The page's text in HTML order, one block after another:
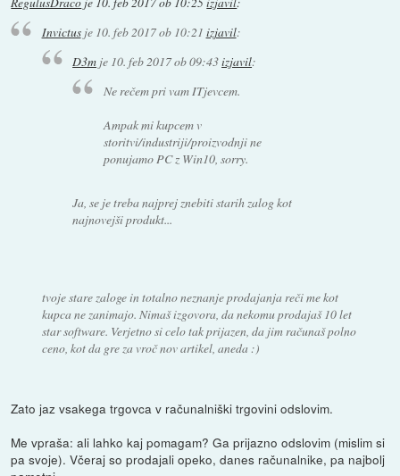
Invictusje 10. feb 2017 ob 10:21 izjavil:
D3m je 10. feb 2017 ob 09:43izjavil:
Ne rečem pri vam ITjevcem.
Ampak mi kupcem v
storitvi/industriji/proizvodnji ne
ponujamo PC z Win10, sorry.
Ja, se je treba najprej znebiti starih zalog kot
najnovejši produkt...
tvoje stare zaloge in totalno neznanje prodajanja reči me kot
kupca ne zanimajo. Nimaš izgovora, da nekomu prodajaš 10 let
star software. Verjetno si celo tak prijazen, da jim računaš polno
ceno, kot da gre za vroč nov artikel, aneda :)
Zato jaz vsakega trgovca v računalniški trgovini odslovim.
Me vpraša: ali lahko kaj pomagam? Ga prijazno odslovim (mislim si
pa svoje). Včeraj so prodajali opeko, danes računalnike, pa najbolj